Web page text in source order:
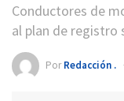
Conductores de
al plan de registro
Por Redacción .